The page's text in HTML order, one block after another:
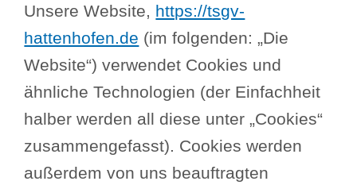
Unsere Website, https://tsgv-
hattenhofen.de (im folgenden: „Die
Website“) verwendet Cookies und
ähnliche Technologien (der Einfachheit
halber werden all diese unter „Cookies“
zusammengefasst). Cookies werden
außerdem von uns beauftragten